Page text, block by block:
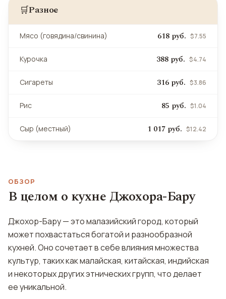
🛒Разное
Мясо (говядина/свинина) 618 руб. $7.55
Курочка 388 руб. $4.74
Сигареты 316 руб. $3.86
Рис 85 руб. $1.04
Сыр (местный) 1 017 руб. $12.42
ОБЗОР
В целом о кухне Джохора-Бару
Джохор-Бару — это малазийский город, который
может похвастаться богатой и разнообразной
кухней. Оно сочетает в себе влияния множества
культур, таких как малайская, китайская, индийская
и некоторых других этнических групп, что делает
ее уникальной.